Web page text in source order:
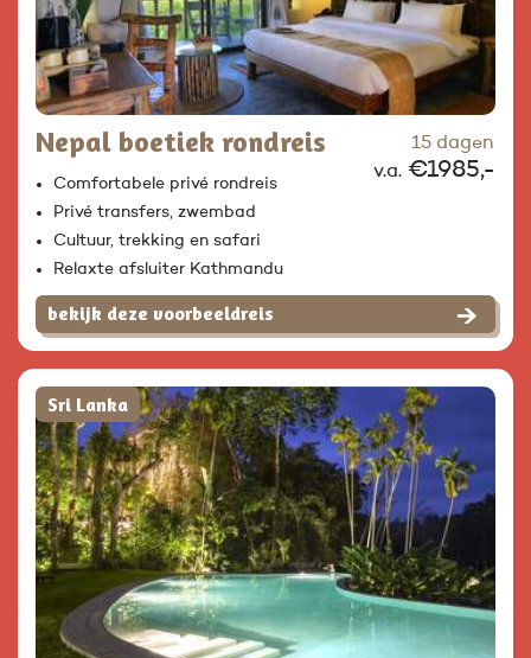
Nepal boetiek rondreis
15 dagen
v.a. €1985,-
Comfortabele privé rondreis
Privé transfers, zwembad
Cultuur, trekking en safari
Relaxte afsluiter Kathmandu
bekijk deze voorbeeldreis
Sri Lanka